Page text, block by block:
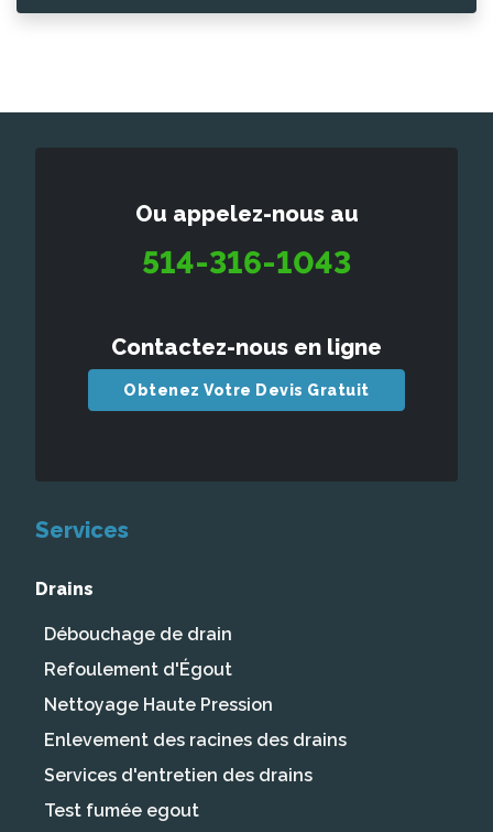
Ou appelez-nous au
514-316-1043
Contactez-nous en ligne
Obtenez Votre Devis Gratuit
Services
Drains
Débouchage de drain
Refoulement d'Égout
Nettoyage Haute Pression
Enlevement des racines des drains
Services d'entretien des drains
Test fumée egout